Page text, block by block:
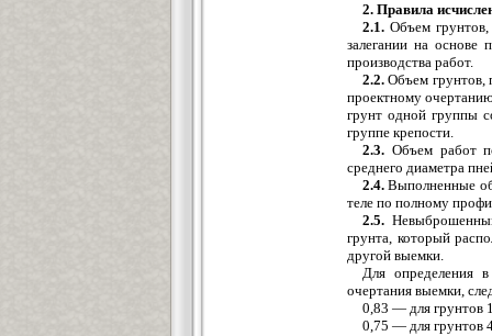
2. Правила
2.1. Объем грунтов,
залегании на основе
производства работ.
2.2.Объем грунтов,
проектному
грунт одной группы
группе крепости.
2.3. Объем работ
среднего диаметра
2.4. Выполненные
теле по полному
2.5.
грунта, который
другой выемки.
Для определения
очертания выемки,
0,83 — для грунтов
0,75 — для грунтов